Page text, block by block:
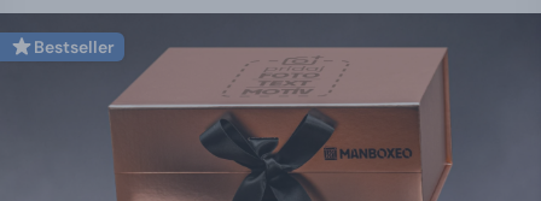
Bestseller